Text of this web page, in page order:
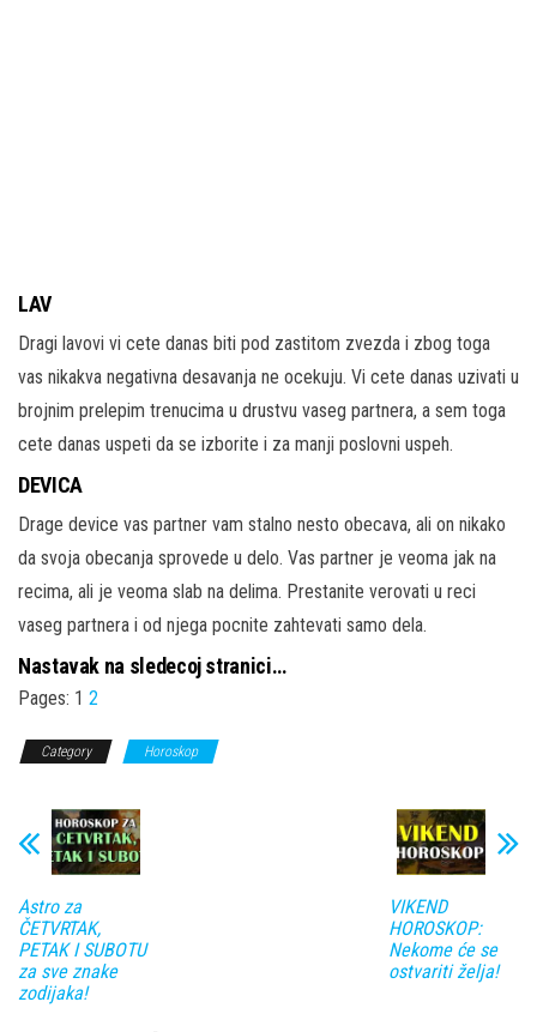
LAV
Dragi lavovi vi cete danas biti pod zastitom zvezda i zbog toga
vas nikakva negativna desavanja ne ocekuju. Vi cete danas uzivati u
brojnim prelepim trenucima u drustvu vaseg partnera, a sem toga
cete danas uspeti da se izborite i za manji poslovni uspeh.
DEVICA
Drage device vas partner vam stalno nesto obecava, ali on nikako
da svoja obecanja sprovede u delo. Vas partner je veoma jak na
recima, ali je veoma slab na delima. Prestanite verovati u reci
vaseg partnera i od njega pocnite zahtevati samo dela.
Nastavak na sledecoj stranici…
Pages: 1 2
Category Horoskop
Astro za
ČETVRTAK,
PETAK I SUBOTU
za sve znake
zodijaka!
VIKEND
HOROSKOP:
Nekome će se
ostvariti želja!